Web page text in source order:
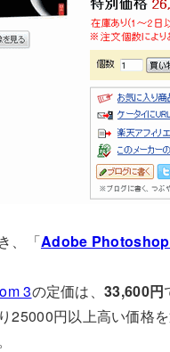
、「Adobe
3の定価は、33,600円
25000円以上高い価格